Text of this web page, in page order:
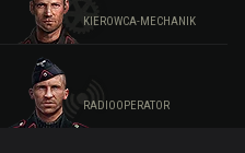
KIEROWCA-MECHANIK
RADIOOPERATOR